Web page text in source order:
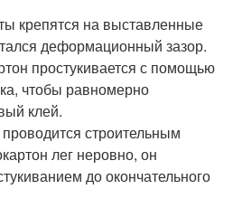
крепятся на выставленные
деформационный зазор.
простукивается с помощью
чтобы равномерно
клей.
строительным
лег неровно, он
до окончательного